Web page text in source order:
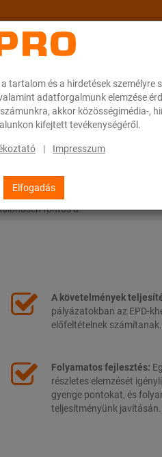
tartalom és a hirdetések személyre
adatforgalmunk elemzése
akkor közösségimédia-,
kifejtett tevékenységéről.
| Impresszum
Elfogadás
Downloads
a horganyzott MPC-
amely
fontos a
A követelmények
pályázatokban az EPD-
előfeltételnek
Folyamatos fejlesztés:
részletes elemzését
gyenge pontokat, és
teljesítményünk javításán.